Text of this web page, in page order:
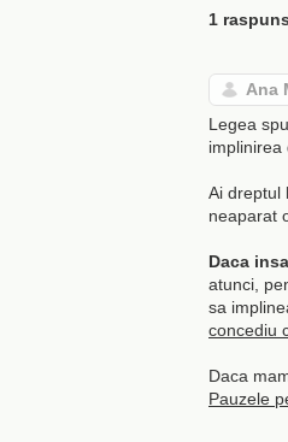
1
Ana
Legea
implinirea
Ai dreptul
neaparat
Daca
atunci,
sa
concediu
Daca
Pauzele